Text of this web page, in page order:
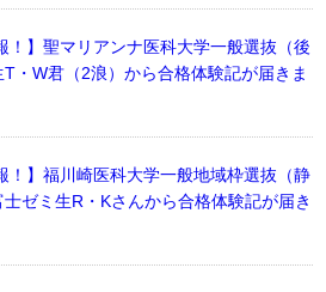
！】聖マリアンナ医科大学一般選抜（後
・W君（2浪）から合格体験記が届きま
！】福川崎医科大学一般地域枠選抜（静
ゼミ生R・Kさんから合格体験記が届き